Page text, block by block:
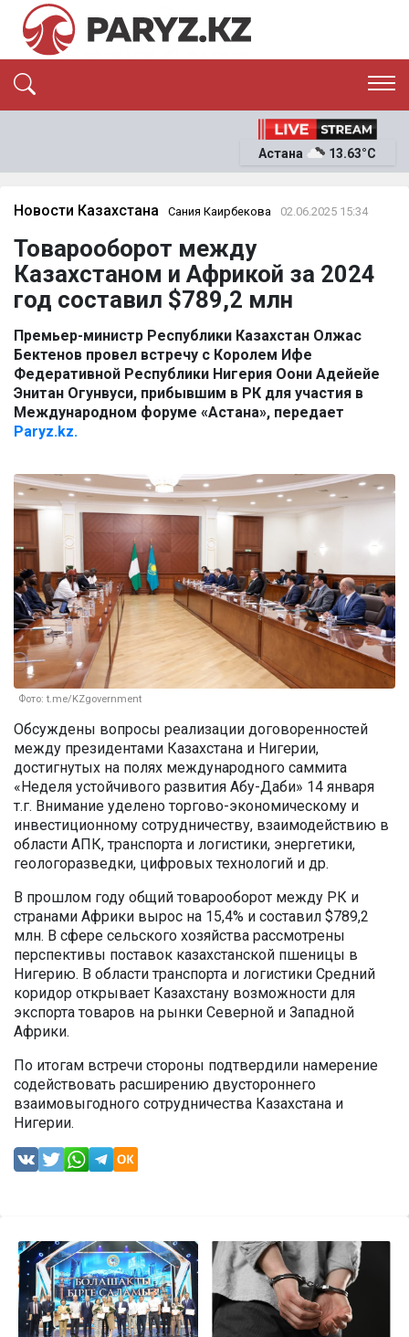
ЭКОНОМИКА
ОҚИҒА
News
Астана 13.63°C
Новости Казахстана Сания Каирбекова 02.06.2025 15:34
Товарооборот между
Казахстаном и Африкой за 2024
год составил $789,2 млн
Премьер-министр Республики Казахстан Олжас
Бектенов провел встречу с Королем Ифе
Федеративной Республики Нигерия Оони Адейейе
Энитан Огунвуси, прибывшим в РК для участия в
Международном форуме «Астана», передает
Paryz.kz.
Фото: t.me/KZgovernment
Обсуждены вопросы реализации договоренностей
между президентами Казахстана и Нигерии,
достигнутых на полях международного саммита
«Неделя устойчивого развития Абу-Даби» 14 января
т.г. Внимание уделено торгово-экономическому и
инвестиционному сотрудничеству, взаимодействию в
области АПК, транспорта и логистики, энергетики,
геологоразведки, цифровых технологий и др.
В прошлом году общий товарооборот между РК и
странами Африки вырос на 15,4% и составил $789,2
млн. В сфере сельского хозяйства рассмотрены
перспективы поставок казахстанской пшеницы в
Нигерию. В области транспорта и логистики Средний
коридор открывает Казахстану возможности для
экспорта товаров на рынки Северной и Западной
Африки.
По итогам встречи стороны подтвердили намерение
содействовать расширению двустороннего
взаимовыгодного сотрудничества Казахстана и
Нигерии.